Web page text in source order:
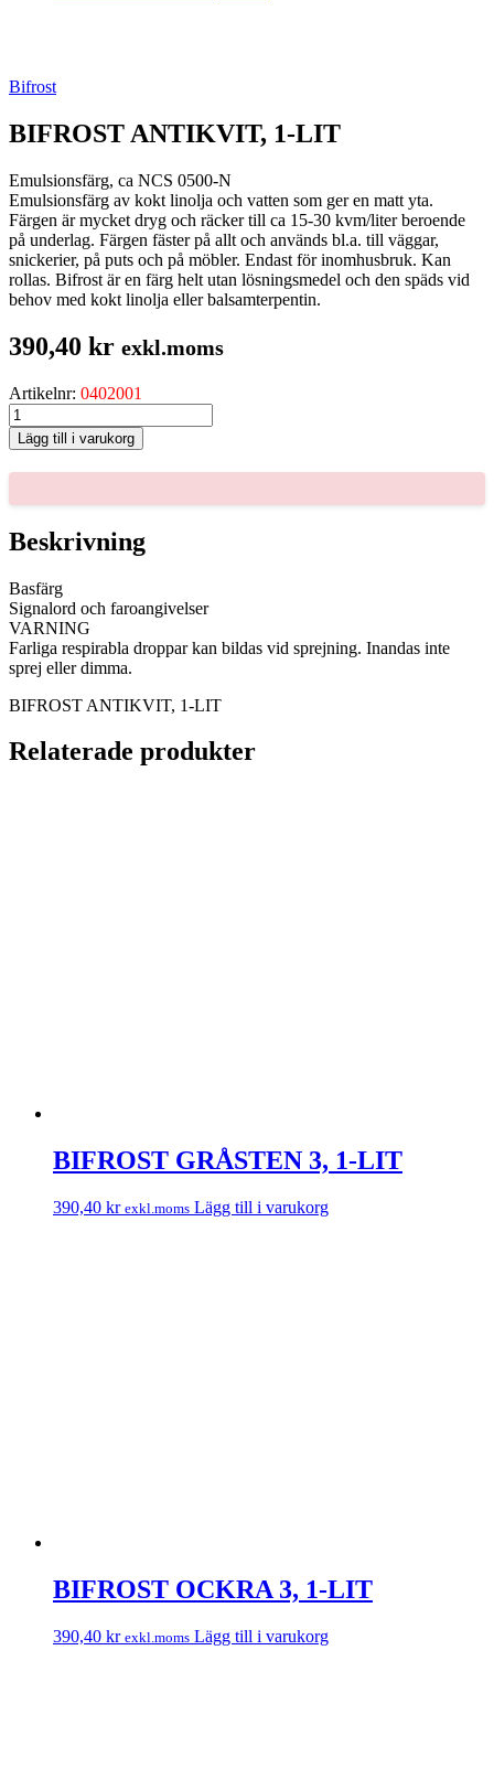
Bifrost
BIFROST ANTIKVIT, 1-LIT
Emulsionsfärg, ca NCS 0500-N
Emulsionsfärg av kokt linolja och vatten som ger en matt yta.
Färgen är mycket dryg och räcker till ca 15-30 kvm/liter beroende
på underlag. Färgen fäster på allt och används bl.a. till väggar,
snickerier, på puts och på möbler. Endast för inomhusbruk. Kan
rollas. Bifrost är en färg helt utan lösningsmedel och den späds vid
behov med kokt linolja eller balsamterpentin.
390,40 kr exkl.moms
Artikelnr: 0402001
BIFROST
ANTIKVIT,
1-
LIT
Lägg till i varukorg
Beskrivning
Basfärg
Signalord och faroangivelser
VARNING
Farliga respirabla droppar kan bildas vid sprejning. Inandas inte
sprej eller dimma.
BIFROST ANTIKVIT, 1-LIT
Relaterade produkter
BIFROST GRÅSTEN 3, 1-LIT
390,40 kr exkl.moms Lägg till i varukorg
BIFROST OCKRA 3, 1-LIT
390,40 kr exkl.moms Lägg till i varukorg